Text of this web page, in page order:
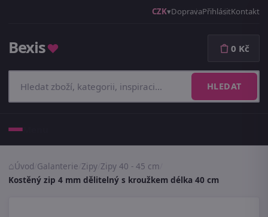
CZK DopravaPřihlásitKontakt
Bexis♥
HLEDAT
0 Kč
Úvod Galanterie Zipy Zipy 40 - 45 cm
Kostěný zip 4 mm dělitelný s kroužkem délka 40 cm